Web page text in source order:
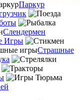
Паркур
Слендермен
Игры
Страшные